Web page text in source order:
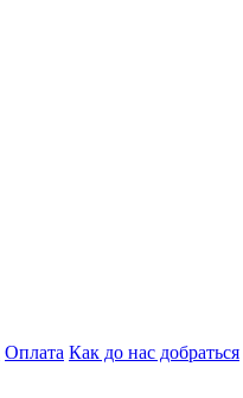
Оплата Как до нас добраться